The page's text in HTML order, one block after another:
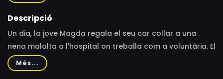
Popescu, Mihaela Sîrbu, Tudor Stefan
Descripció
Un dia, la jove Magda regala el seu car collar a una
nena malalta a l'hospital on treballa com a voluntària. El
seu pare està segur que menteix una vegada més i quan
la Magda demostra la seva innocència, ell se sent
Més...